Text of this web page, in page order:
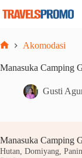
Akomodasi
Manasuka Camping
Gusti
Manasuka Camping
Hutan, Domiyang,